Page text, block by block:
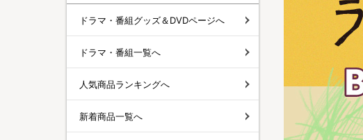
ドラマ・番組グッズ＆DVDページへ
ドラマ・番組一覧へ
人気商品ランキングへ
新着商品一覧へ